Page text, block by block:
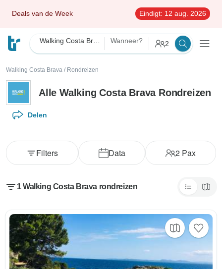
Deals van de Week Eindigt: 12 aug. 2026
Wanneer? 2
Walking Costa Brava / Rondreizen
Alle Walking Costa Brava Rondreizen
Delen
Data 2 Pax
Filters
1 Walking Costa Brava rondreizen